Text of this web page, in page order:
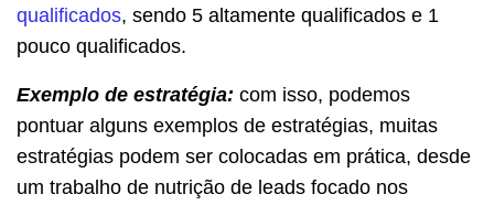
qualificados, sendo 5 altamente qualificados e 1
pouco qualificados.
Exemplo de estratégia: com isso, podemos
pontuar alguns exemplos de estratégias, muitas
estratégias podem ser colocadas em prática, desde
um trabalho de nutrição de leads focado nos